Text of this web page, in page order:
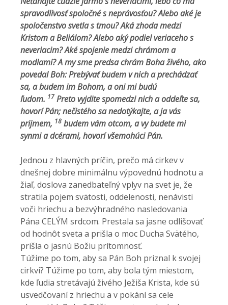
spravodlivosť spoločné s neprávosťou? Alebo aké je
spoločenstvo svetla s tmou?Aká zhoda medzi
Kristom a Beliálom? Alebo aký podiel veriaceho s
neveriacim?Aké spojenie medzi chrámom a
modlami? A my sme predsa chrám Boha živého, ako
povedal Boh: Prebývať budem v nich a prechádzať
sa, a budem im Bohom, a oni mi budú
ľudom. 17 Preto vyjdite spomedzi nich a oddeľte sa,
hovorí Pán; nečistého sa nedotýkajte, a ja vás
prijmem, 18 budem vám otcom, a vy budete mi
synmi a dcérami, hovorí všemohúci Pán.
Jednou z hlavných príčin, prečo má cirkev v
dnešnej dobre minimálnu výpovednú hodnotu a
žiaľ, doslova zanedbateľný vplyv na svet je, že
stratila pojem svätosti, oddelenosti, nenávisti
voči hriechu a bezvýhradného nasledovania
Pána CELÝM srdcom. Prestala sa jasne odlišovať
od hodnôt sveta a prišla o moc Ducha Svätého,
prišla o jasnú Božiu prítomnosť.
Túžime po tom, aby sa Pán Boh priznal k svojej
cirkvi? Túžime po tom, aby bola tým miestom,
kde ľudia stretávajú živého Ježiša Krista, kde sú
usvedčovaní z hriechu a v pokání sa cele